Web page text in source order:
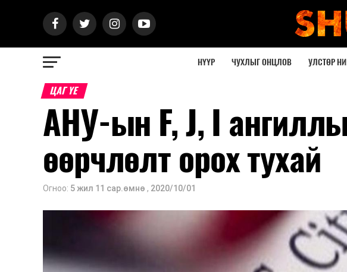
НҮҮР ЧУХЛЫГ ОНЦЛОВ УЛСТӨР
ЦАГ ҮЕ
АНУ-ын F, J, I
өөрчлөлт орох тухай
Огноо: 5 жил 11 сар.өмнө , 2020/10/01